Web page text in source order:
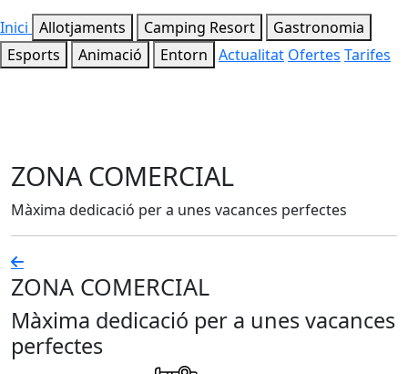
Inici Allotjaments Camping Resort
Gastronomia
Esports
Animació Entorn Actualitat Ofertes Tarifes
ZONA COMERCIAL
Màxima dedicació per a unes vacances perfectes
ZONA COMERCIAL
Màxima dedicació per a unes vacances
perfectes